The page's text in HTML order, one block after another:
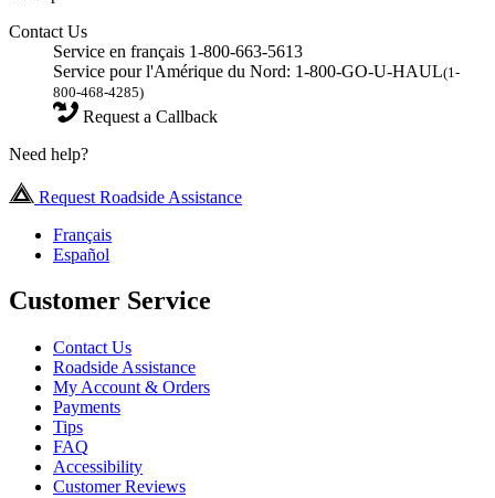
Contact Us
Service en français 1-800-663-5613
Service pour l'Amérique du Nord: 1-800-GO-U-HAUL(1-
800-468-4285)
Request a Callback
Need help?
Request Roadside Assistance
Français
Español
Customer Service
Contact Us
Roadside Assistance
My Account & Orders
Payments
Tips
FAQ
Accessibility
Customer Reviews